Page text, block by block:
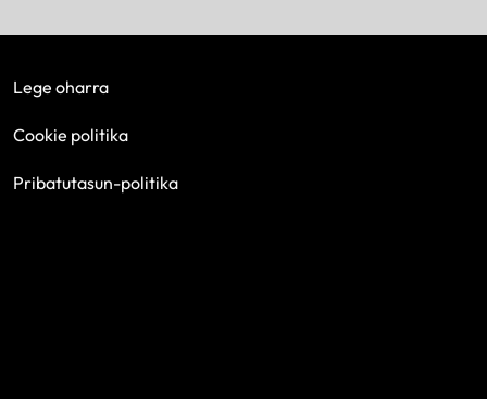
Lege oharra
Cookie politika
Pribatutasun-politika